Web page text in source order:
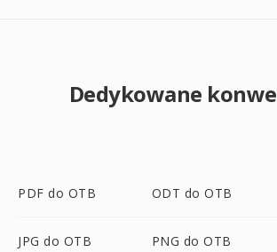
Dedykowane
PDF do OTB ODT do OTB
JPG do OTB PNG do OTB